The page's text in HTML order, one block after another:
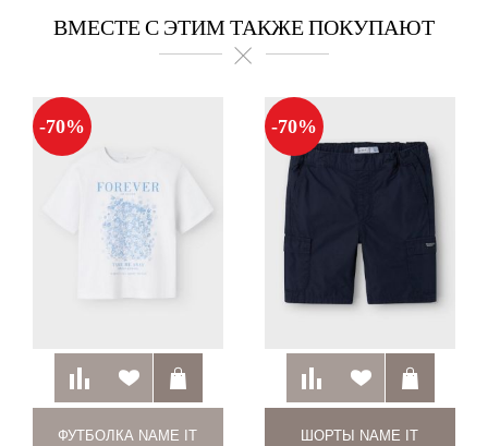
ВМЕСТЕ С ЭТИМ ТАКЖЕ ПОКУПАЮТ
-70%
ФУТБОЛКА NAME IT
-70%
ШОРТЫ NAME IT